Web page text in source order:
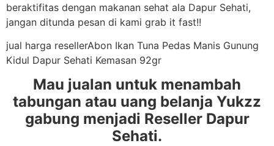
beraktifitas dengan makanan sehat ala Dapur Sehati,
jangan ditunda pesan di kami grab it fast!!
jual harga resellerAbon Ikan Tuna Pedas Manis Gunung
Kidul Dapur Sehati Kemasan 92gr
Mau jualan untuk menambah
tabungan atau uang belanja Yukzz
gabung menjadi Reseller Dapur
Sehati.